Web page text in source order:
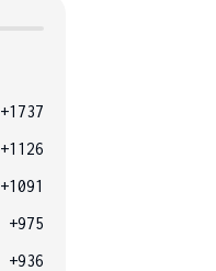
+1737
+1126
+1091
+975
+936